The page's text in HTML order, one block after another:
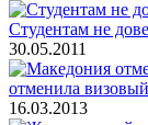
Студентам не
30.05.2011
отменила
16.03.2013